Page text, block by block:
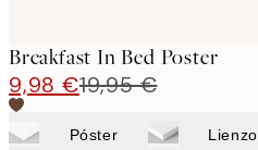
Breakfast In Bed Poster
9,98 €19,95 €
Póster Lienzo